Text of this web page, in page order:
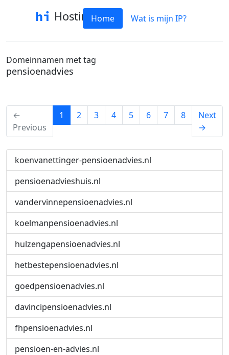
HostinfoHome Wat is mijn IP?
Domeinnamen met tag
pensioenadvies
←
Previous
1 (current)
2 3 4 5 6 7 8
Next
→
koenvanettinger-pensioenadvies.nl
pensioenadvieshuis.nl
vandervinnepensioenadvies.nl
koelmanpensioenadvies.nl
hulzengapensioenadvies.nl
hetbestepensioenadvies.nl
goedpensioenadvies.nl
davincipensioenadvies.nl
fhpensioenadvies.nl
pensioen-en-advies.nl